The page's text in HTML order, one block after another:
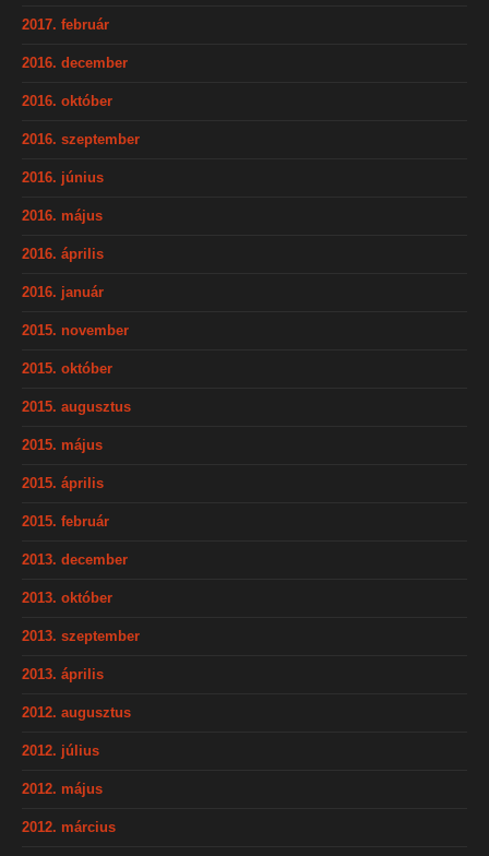
2017. február
2016. december
2016. október
2016. szeptember
2016. június
2016. május
2016. április
2016. január
2015. november
2015. október
2015. augusztus
2015. május
2015. április
2015. február
2013. december
2013. október
2013. szeptember
2013. április
2012. augusztus
2012. július
2012. május
2012. március